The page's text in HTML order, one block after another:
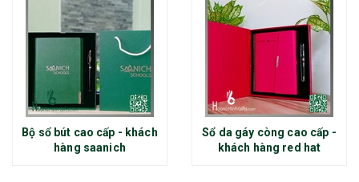
Bộ sổ bút cao cấp - khách
hàng saanich
Sổ da gáy còng cao cấp -
khách hàng red hat